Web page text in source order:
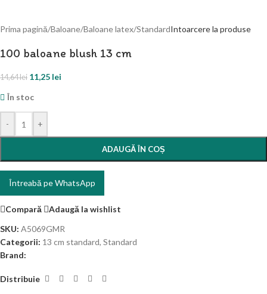
Prima pagină/Baloane/Baloane latex/StandardIntoarcere la produse
100 baloane blush 13 cm
14,64lei 11,25 lei
În stoc
- +
ADAUGĂ ÎN COȘ
Întreabă pe WhatsApp
Compară
Adaugă la wishlist
SKU: A5069GMR
Categorii: 13 cm standard, Standard
Brand:
Distribuie